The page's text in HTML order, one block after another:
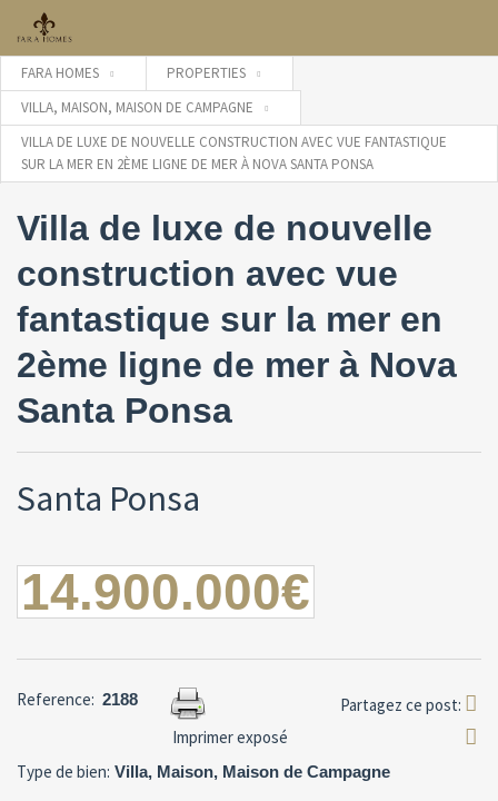
FARA HOMES
PROPERTIES
VILLA, MAISON, MAISON DE CAMPAGNE
VILLA DE LUXE DE NOUVELLE CONSTRUCTION AVEC VUE FANTASTIQUE
SUR LA MER EN 2ÈME LIGNE DE MER À NOVA SANTA PONSA
Villa de luxe de nouvelle
construction avec vue
fantastique sur la mer en
2ème ligne de mer à Nova
Santa Ponsa
Santa Ponsa
14.900.000€
Reference: 2188
Imprimer exposé
Partagez ce post:
Type de bien: Villa, Maison, Maison de Campagne